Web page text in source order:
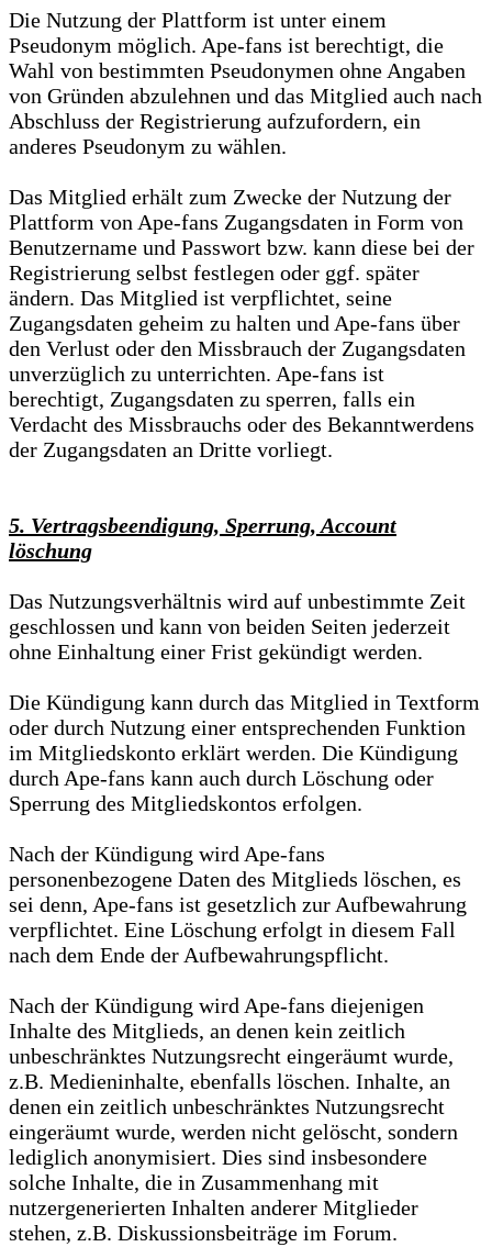
Die Nutzung der Plattform ist unter einem
Pseudonym möglich. Ape-fans ist berechtigt, die
Wahl von bestimmten Pseudonymen ohne Angaben
von Gründen abzulehnen und das Mitglied auch nach
Abschluss der Registrierung aufzufordern, ein
anderes Pseudonym zu wählen.
Das Mitglied erhält zum Zwecke der Nutzung der
Plattform von Ape-fans Zugangsdaten in Form von
Benutzername und Passwort bzw. kann diese bei der
Registrierung selbst festlegen oder ggf. später
ändern. Das Mitglied ist verpflichtet, seine
Zugangsdaten geheim zu halten und Ape-fans über
den Verlust oder den Missbrauch der Zugangsdaten
unverzüglich zu unterrichten. Ape-fans ist
berechtigt, Zugangsdaten zu sperren, falls ein
Verdacht des Missbrauchs oder des Bekanntwerdens
der Zugangsdaten an Dritte vorliegt.
5. Vertragsbeendigung, Sperrung, Account
löschung
Das Nutzungsverhältnis wird auf unbestimmte Zeit
geschlossen und kann von beiden Seiten jederzeit
ohne Einhaltung einer Frist gekündigt werden.
Die Kündigung kann durch das Mitglied in Textform
oder durch Nutzung einer entsprechenden Funktion
im Mitgliedskonto erklärt werden. Die Kündigung
durch Ape-fans kann auch durch Löschung oder
Sperrung des Mitgliedskontos erfolgen.
Nach der Kündigung wird Ape-fans
personenbezogene Daten des Mitglieds löschen, es
sei denn, Ape-fans ist gesetzlich zur Aufbewahrung
verpflichtet. Eine Löschung erfolgt in diesem Fall
nach dem Ende der Aufbewahrungspflicht.
Nach der Kündigung wird Ape-fans diejenigen
Inhalte des Mitglieds, an denen kein zeitlich
unbeschränktes Nutzungsrecht eingeräumt wurde,
z.B. Medieninhalte, ebenfalls löschen. Inhalte, an
denen ein zeitlich unbeschränktes Nutzungsrecht
eingeräumt wurde, werden nicht gelöscht, sondern
lediglich anonymisiert. Dies sind insbesondere
solche Inhalte, die in Zusammenhang mit
nutzergenerierten Inhalten anderer Mitglieder
stehen, z.B. Diskussionsbeiträge im Forum.